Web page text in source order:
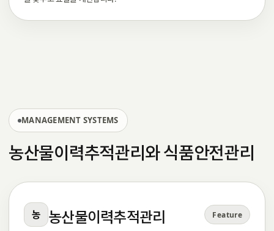
MANAGEMENT SYSTEMS
농산물이력추적관리와 식품안전관리
농 농산물이력추적관리 Feature